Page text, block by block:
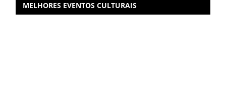
MELHORES EVENTOS CULTURAIS